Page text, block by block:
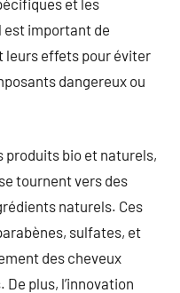
est important de
leurs effets pour éviter
dangereux ou
produits bio et naturels,
tournent vers des
naturels. Ces
sulfates, et
des cheveux
plus, l’innovation